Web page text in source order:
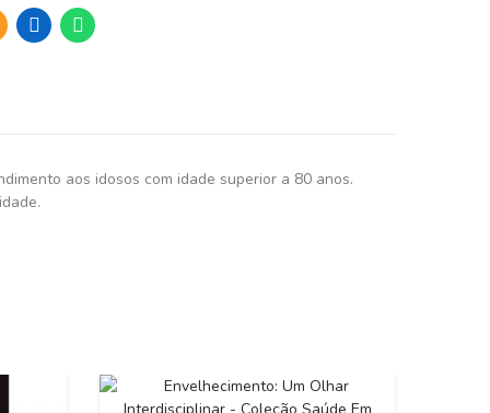
aos idosos com idade superior a 80 anos.